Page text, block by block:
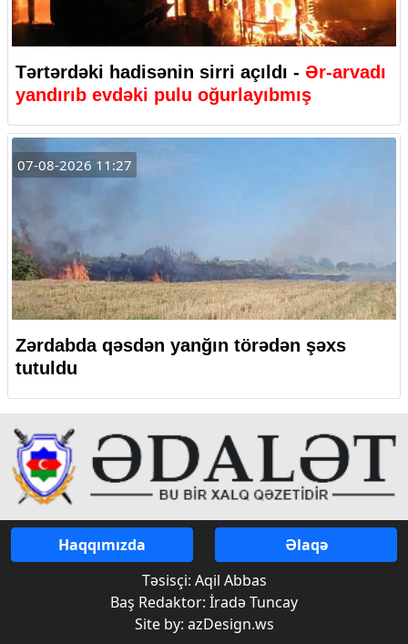
Tərtərdəki hadisənin sirri açıldı - Ər-arvadı
yandırıb evdəki pulu oğurlayıbmış
07-08-2026 11:27
Zərdabda qəsdən yanğın törədən şəxs
tutuldu
Haqqımızda
Əlaqə
Təsisçi: Aqil Abbas
Baş Redaktor: İradə Tuncay
Site by: azDesign.ws